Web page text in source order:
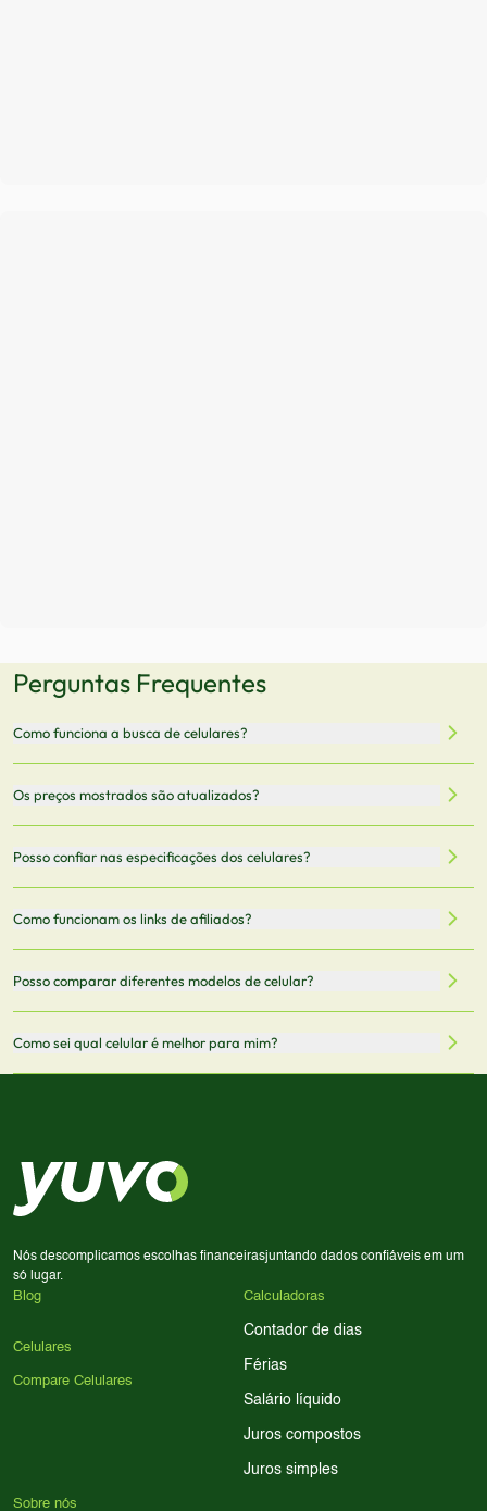
Perguntas Frequentes
Como funciona a busca de celulares?
armazenamento, memória RAM, bateria e conectividade
5G.
Os preços mostrados são atualizados?
vendedor antes de finalizar sua compra.
Posso confiar nas especificações dos celulares?
informações mais recentes de cada modelo.
Como funcionam os links de afiliados?
comissão sem custo adicional para você.
Posso comparar diferentes modelos de celular?
Sim! Você pode selecionar até 3 celulares para comparar
Como sei qual celular é melhor para mim?
processador e bateria são essenciais. Use nossos filtros
para encontrar o celular ideal.
Nós descomplicamos escolhas financeirasjuntando dados confiáveis em um
só lugar.
Blog
Celulares
Compare Celulares
Calculadoras
Contador de dias
Férias
Salário líquido
Juros compostos
Juros simples
Sobre nós